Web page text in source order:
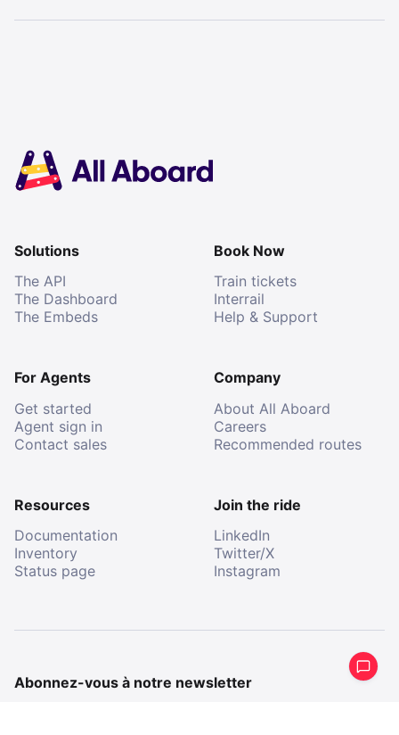
Solutions
The API
The Dashboard
The Embeds
Book Now
Train tickets
Interrail
Help & Support
For Agents
Get started
Agent sign in
Contact sales
Company
About All Aboard
Careers
Recommended routes
Resources
Documentation
Inventory
Status page
Join the ride
LinkedIn
Twitter/X
Instagram
Abonnez-vous à notre newsletter